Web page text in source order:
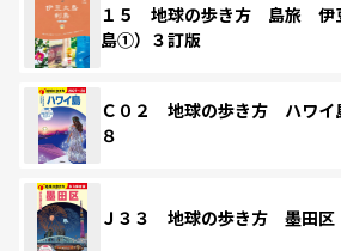
１５ 地球の歩き方 島旅 伊
島①）３訂版
Ｃ０２ 地球の歩き方 ハワイ
８
Ｊ３３ 地球の歩き方 墨田区